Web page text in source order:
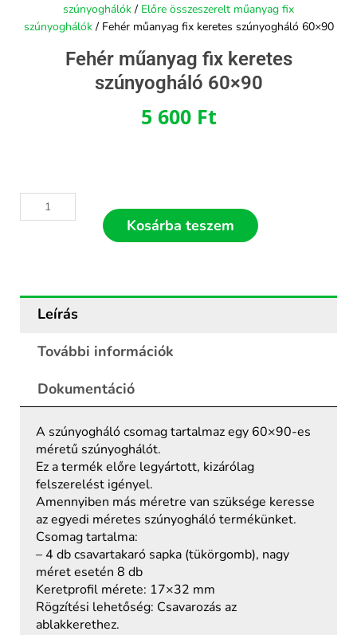
szúnyoghálók / Előre összeszerelt műanyag fix
szúnyoghálók/ Fehér műanyag fix keretes szúnyogháló 60×90
Fehér műanyag fix keretes
szúnyogháló 60×90
5 600 Ft
Fehér
műanyag
mennyiség
Kosárba teszem
Leírás
További információk
Dokumentáció
A szúnyogháló csomag tartalmaz egy 60×90-es
méretű szúnyoghálót.
Ez a termék előre legyártott, kizárólag
felszerelést igényel.
Amennyiben más méretre van szüksége keresse
az egyedi méretes szúnyogháló termékünket.
Csomag tartalma:
– 4 db csavartakaró sapka (tükörgomb), nagy
méret esetén 8 db
Keretprofil mérete: 17×32 mm
Rögzítési lehetőség: Csavarozás az
ablakkerethez.